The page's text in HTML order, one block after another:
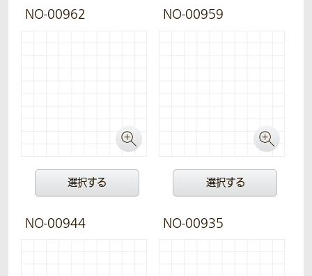
NO-00962
選択する
NO-00959
選択する
NO-00944 NO-00935